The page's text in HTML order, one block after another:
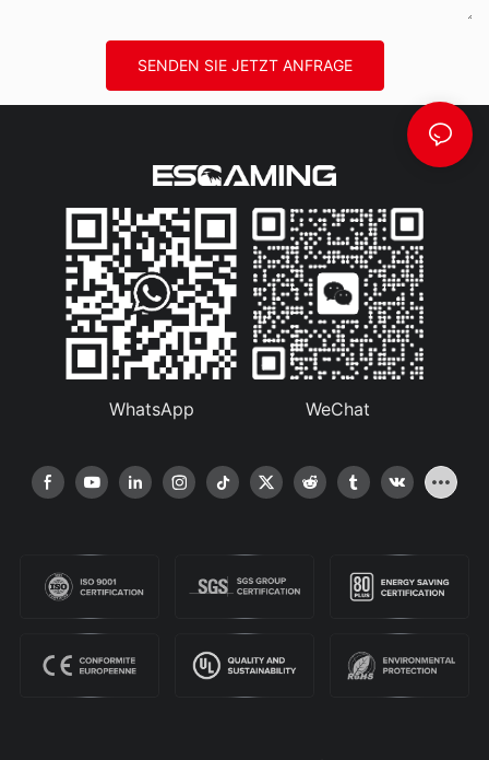
SENDEN SIE JETZT ANFRAGE
WhatsApp WeChat